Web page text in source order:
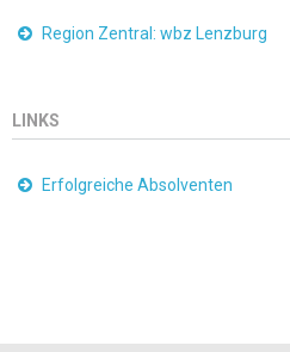
Region Zentral: wbz Lenzburg
LINKS
Erfolgreiche Absolventen